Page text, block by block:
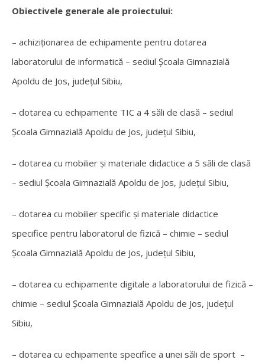
Obiectivele generale ale proiectului:
– achiziționarea de echipamente pentru dotarea
laboratorului de informatică – sediul Școala Gimnazială
Apoldu de Jos, județul Sibiu,
– dotarea cu echipamente TIC a 4 săli de clasă – sediul
Școala Gimnazială Apoldu de Jos, județul Sibiu,
– dotarea cu mobilier și materiale didactice a 5 săli de clasă
– sediul Școala Gimnazială Apoldu de Jos, județul Sibiu,
– dotarea cu mobilier specific și materiale didactice
specifice pentru laboratorul de fizică – chimie – sediul
Școala Gimnazială Apoldu de Jos, județul Sibiu,
– dotarea cu echipamente digitale a laboratorului de fizică –
chimie – sediul Școala Gimnazială Apoldu de Jos, județul
Sibiu,
– dotarea cu echipamente specifice a unei săli de sport –